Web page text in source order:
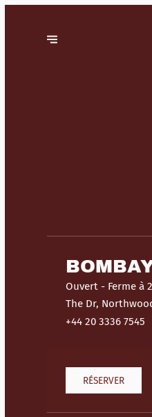
Ouvert - Ferme à
The Dr,
+44 20 3336 7545
RÉSERVER